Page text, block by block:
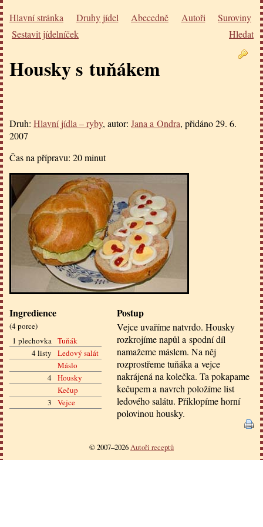
Hlavní stránka Druhy jídel Abecedně Autoři
Suroviny
Sestavit jídelníček
Hledat
Housky s tuňákem
Druh: Hlavní jídla – ryby, autor: Jana a Ondra, přidáno29. 6.
2007
Čas na přípravu: 20 minut
Ingredience
(4 porce)
1 plechovka Tuňák
4 listy
Ledový salát
Máslo
4 Housky
Kečup
3
Vejce
Postup
Vejce uvaříme natvrdo. Housky
rozkrojíme napůl a spodní díl
namažeme máslem. Na něj
rozprostřeme tuňáka a vejce
nakrájená na kolečka. Ta pokapame
kečupem a navrch položíme list
ledového salátu. Přiklopíme horní
polovinou housky.
© 2007–2026Autoři receptů